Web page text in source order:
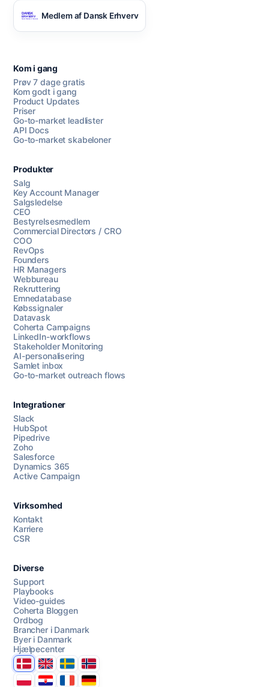
Chat med os
AI Campaign Assist
Medlem af Dansk Erhverv
Kom i gang
Prøv 7 dage gratis
Kom godt i gang
Product Updates
Priser
Go-to-market leadlister
API Docs
Go-to-market skabeloner
Produkter
Salg
Key Account Manager
Salgsledelse
CEO
Bestyrelsesmedlem
Commercial Directors / CRO
COO
RevOps
Founders
HR Managers
Webbureau
Rekruttering
Emnedatabase
Købssignaler
Datavask
Coherta Campaigns
LinkedIn-workflows
Stakeholder Monitoring
AI-personalisering
Samlet inbox
Go-to-market outreach flows
Integrationer
Slack
HubSpot
Pipedrive
Zoho
Salesforce
Dynamics 365
Active Campaign
Virksomhed
Kontakt
Karriere
CSR
Diverse
Support
Playbooks
Video-guides
Coherta Bloggen
Ordbog
Brancher i Danmark
Byer i Danmark
Hjælpecenter
DanmarkUnited Kingdom
SverigeNorge
PolskaHrvatskaFranceDeutschland